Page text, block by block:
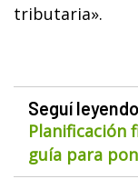
tributaria».
Seguí leyendo
Planificación
guía para